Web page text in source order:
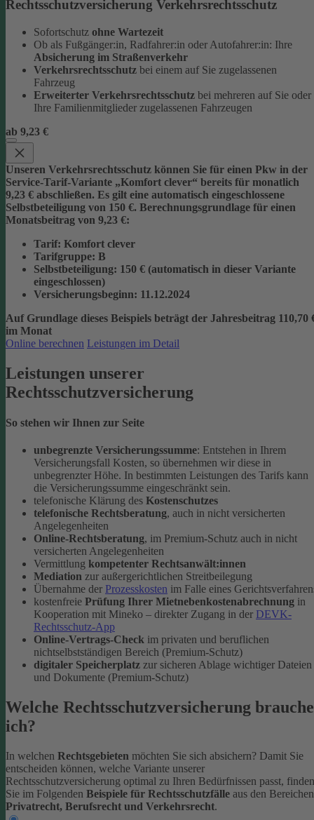
Rechtsschutzversicherung Verkehrsrechtsschutz
Sofortschutz ohne Wartezeit
Ob als Fußgänger:in, Radfahrer:in oder Autofahrer:in: Ihre
Absicherung im Straßenverkehr
Verkehrsrechtsschutz bei einem auf Sie zugelassenen
Fahrzeug
Erweiterter Verkehrsrechtsschutz bei mehreren auf Sie oder
Ihre Familienmitglieder zugelassenen Fahrzeugen
ab 9,23 €
Unseren Verkehrsrechtsschutz können Sie für einen Pkw in der
Service-Tarif-Variante „Komfort clever“ bereits für monatlich
9,23 € abschließen. Es gilt eine automatisch eingeschlossene
Selbstbeteiligung von 150 €. Berechnungsgrundlage für einen
Monatsbeitrag von 9,23 €:
Tarif: Komfort clever
Tarifgruppe: B
Selbstbeteiligung: 150 € (automatisch in dieser Variante
eingeschlossen)
Versicherungsbeginn: 11.12.2024
Auf Grundlage dieses Beispiels beträgt der Jahresbeitrag 110,70
im Monat
Online berechnen Leistungen im Detail
Leistungen unserer
Rechtsschutzversicherung
So stehen wir Ihnen zur Seite
unbegrenzte Versicherungssumme: Entstehen in Ihrem
Versicherungsfall Kosten, so übernehmen wir diese in
unbegrenzter Höhe. In bestimmten Leistungen des Tarifs kann
die Versicherungssumme eingeschränkt sein.
telefonische Klärung des Kostenschutzes
telefonische Rechtsberatung, auch in nicht versicherten
Angelegenheiten
Online-Rechtsberatung, im Premium-Schutz auch in nicht
versicherten Angelegenheiten
Vermittlung kompetenter Rechtsanwält:innen
Mediation zur außergerichtlichen Streitbeilegung
Übernahme der Prozesskosten im Falle eines
kostenfreie Prüfung Ihrer Mietnebenkostenabrechnung in
Kooperation mit Mineko – direkter Zugang in der DEVK-
Rechtsschutz-App
Online-Vertrags-Check im privaten und beruflichen
nichtselbstständigen Bereich (Premium-Schutz)
digitaler Speicherplatz zur sicheren Ablage wichtiger Dateien
und Dokumente (Premium-Schutz)
Welche Rechtsschutzversicherung brauche
ich?
In welchen Rechtsgebieten möchten Sie sich absichern? Damit Sie
entscheiden können, welche Variante unserer
Rechtsschutzversicherung optimal zu Ihren Bedürfnissen passt, finden
Sie im Folgenden Beispiele für Rechtsschutzfälle aus den Bereichen
Privatrecht, Berufsrecht und Verkehrsrecht.